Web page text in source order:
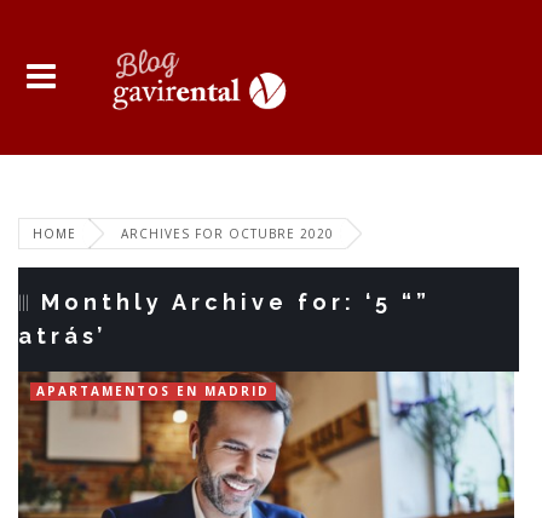
HOME ARCHIVES FOR OCTUBRE 2020
Monthly Archive for: ‘5 “”
atrás’
APARTAMENTOS EN MADRID